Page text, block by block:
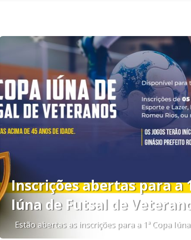
Inscrições abertas para a
Iúna de Futsal de